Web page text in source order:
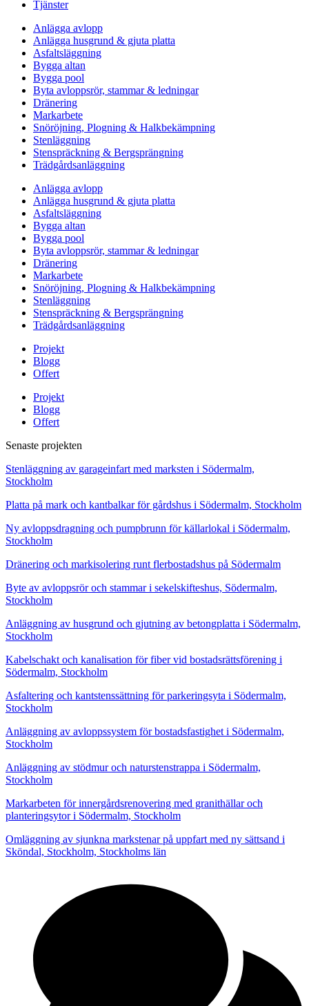
Tjänster
Anlägga avlopp
Anlägga husgrund & gjuta platta
Asfaltsläggning
Bygga altan
Bygga pool
Byta avloppsrör, stammar & ledningar
Dränering
Markarbete
Snöröjning, Plogning & Halkbekämpning
Stenläggning
Stenspräckning & Bergsprängning
Trädgårdsanläggning
Anlägga avlopp
Anlägga husgrund & gjuta platta
Asfaltsläggning
Bygga altan
Bygga pool
Byta avloppsrör, stammar & ledningar
Dränering
Markarbete
Snöröjning, Plogning & Halkbekämpning
Stenläggning
Stenspräckning & Bergsprängning
Trädgårdsanläggning
Projekt
Blogg
Offert
Projekt
Blogg
Offert
Senaste projekten
Stenläggning av garageinfart med marksten i Södermalm,
Stockholm
Platta på mark och kantbalkar för gårdshus i Södermalm, Stockholm
Ny avloppsdragning och pumpbrunn för källarlokal i Södermalm,
Stockholm
Dränering och markisolering runt flerbostadshus på Södermalm
Byte av avloppsrör och stammar i sekelskifteshus, Södermalm,
Stockholm
Anläggning av husgrund och gjutning av betongplatta i Södermalm,
Stockholm
Kabelschakt och kanalisation för fiber vid bostadsrättsförening i
Södermalm, Stockholm
Asfaltering och kantstenssättning för parkeringsyta i Södermalm,
Stockholm
Anläggning av avloppssystem för bostadsfastighet i Södermalm,
Stockholm
Anläggning av stödmur och naturstenstrappa i Södermalm,
Stockholm
Markarbeten för innergårdsrenovering med granithällar och
planteringsytor i Södermalm, Stockholm
Omläggning av sjunkna markstenar på uppfart med ny sättsand i
Sköndal, Stockholm, Stockholms län